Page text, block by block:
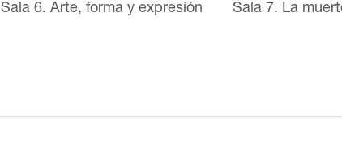
Sala 6. Arte, forma y expresión Sala 7. La